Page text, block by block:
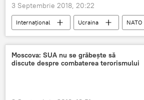
3 Septembrie 2018, 20:22
Internaţional Ucraina
NATO
Baza militară
Moscova: SUA nu se grăbește să
discute despre combaterea terorismului